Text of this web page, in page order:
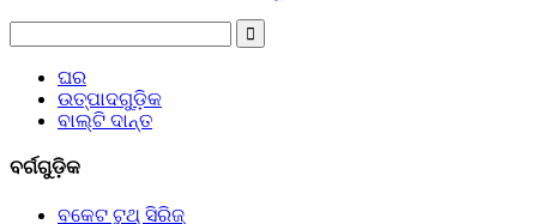
ଘର
ଉତ୍ପାଦଗୁଡ଼ିକ
ବାଲ୍ଟି ଦାନ୍ତ
ବର୍ଗଗୁଡ଼ିକ
ବକେଟ ଟୁଥ୍ ସିରିଜ୍